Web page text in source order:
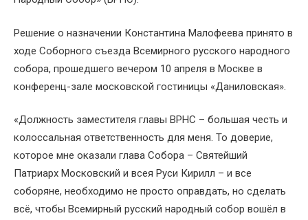
Решение о назначении Константина Малофеева принято в
ходе Соборного съезда Всемирного русского народного
собора, прошедшего вечером 10 апреля в Москве в
конференц-зале московской гостиницы «Даниловская».
«Должность заместителя главы ВРНС – большая честь и
колоссальная ответственность для меня. То доверие,
которое мне оказали глава Собора – Святейший
Патриарх Московский и всея Руси Кирилл – и все
соборяне, необходимо не просто оправдать, но сделать
всё, чтобы Всемирный русский народный собор вошёл в